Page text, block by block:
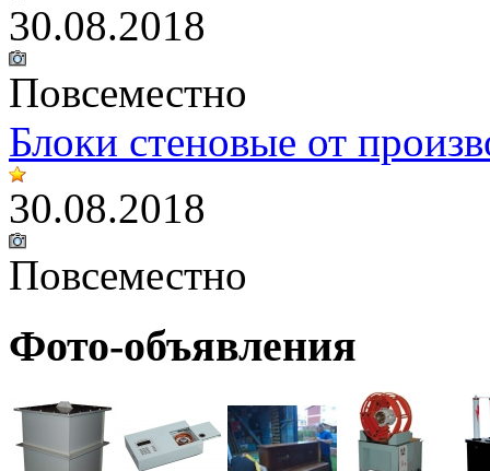
30.08.2018
Повсеместно
Блоки стеновые от
30.08.2018
Повсеместно
Фото-объявления